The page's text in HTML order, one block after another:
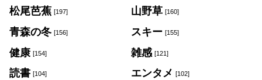
松尾芭蕉 [197] 山野草 [160]
青森の冬 [156] スキー [155]
健康 [154] 雑感 [121]
読書 [104] エンタメ [102]